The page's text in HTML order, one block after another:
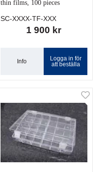
thin films, 100 pieces
SC-XXXX-TF-XXX
1 900 kr
Info
Logga in för
att beställa